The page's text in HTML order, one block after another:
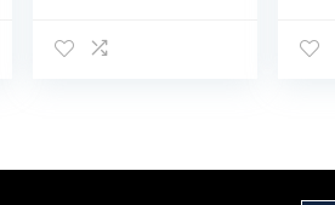
Plafonnier Rond
Bain, Balcon,